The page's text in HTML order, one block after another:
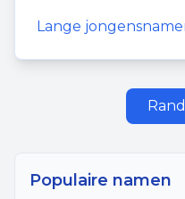
Lange
Populaire namen